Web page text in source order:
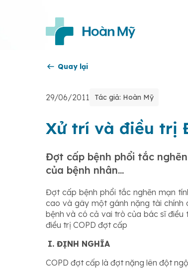
Quay lại
29/06/2011 Tác giả: Hoàn Mỹ
Xử trí và điều trị
Đợt cấp bệnh phổi tắc
của bệnh nhân...
Đợt cấp bệnh phổi tắc nghẽn mạn
cao và gây một gánh nặng tài chính
bệnh và có cả vai trò của bác sĩ
điều trị COPD đợt cấp
I. ĐỊNH NGHĨA
COPD đợt cấp là đợt nặng lên đột